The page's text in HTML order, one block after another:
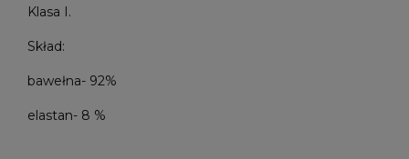
Klasa I.
Skład:
bawełna- 92%
elastan- 8 %